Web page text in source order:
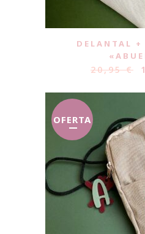
DELANTAL +
20,95€
OFERTA